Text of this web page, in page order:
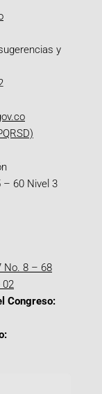
y
– 60 Nivel 3
No. 8 – 68
02
Congreso: